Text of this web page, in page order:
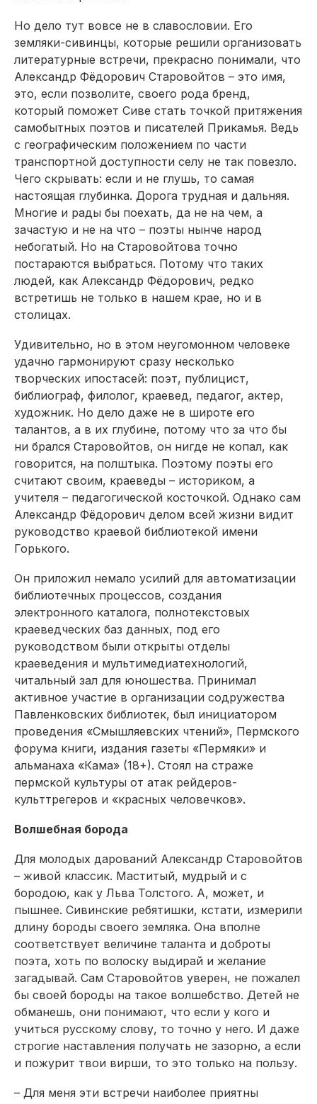
Но дело тут вовсе не в славословии. Его
земляки-сивинцы, которые решили организовать
литературные встречи, прекрасно понимали, что
Александр Фёдорович Старовойтов – это имя,
это, если позволите, своего рода бренд,
который поможет Сиве стать точкой притяжения
самобытных поэтов и писателей Прикамья. Ведь
с гео­графическим положением по части
транспортной доступности селу не так повезло.
Чего скрывать: если и не глушь, то самая
настоящая глубинка. Дорога трудная и дальняя.
Многие и рады бы поехать, да не на чем, а
зачастую и не на что – поэты нынче народ
небогатый. Но на Старовойтова точно
постараются выбраться. Потому что таких
людей, как Александр Фёдорович, редко
встретишь не только в нашем крае, но и в
столицах.
Удивительно, но в этом неугомонном человеке
удачно гармонируют сразу несколько
творческих ипостасей: поэт, публицист,
библиограф, филолог, краевед, педагог, актер,
художник. Но дело даже не в широте его
талантов, а в их глубине, потому что за что бы
ни брался Старовойтов, он нигде не копал, как
говорится, на полштыка. Поэтому поэты его
считают своим, краеведы – историком, а
учителя – педагогической косточкой. Однако сам
Александр Фёдорович делом всей жизни видит
руководство краевой библиотекой имени
Горького.
Он приложил немало усилий для автоматизации
биб­лиотечных процессов, создания
электронного каталога, полнотекстовых
краеведческих баз данных, под его
руководством были открыты отделы
краеведения и мультимедиатехнологий,
читальный зал для юношества. Принимал
активное участие в организации содружества
Павленковских библио­тек, был инициатором
проведения «Смышляевских чтений», Пермского
форума книги, издания газеты «Пермяки» и
альманаха «Кама» (18+). Стоял на страже
пермской культуры от атак рейдеров-
культтрегеров и «красных человечков».
Волшебная борода
Для молодых дарований Александр Старовойтов
– живой классик. Маститый, муд­рый и с
бородою, как у Льва Толстого. А, может, и
пышнее. Сивинские ребятишки, кстати, измерили
длину бороды своего земляка. Она вполне
соответствует величине таланта и доброты
поэта, хоть по волоску выдирай и желание
загадывай. Сам Старовойтов уверен, не пожалел
бы своей бороды на такое волшебство. Детей не
обманешь, они понимают, что если у кого и
учиться русскому слову, то точно у него. И даже
строгие наставления получать не зазорно, а если
и пожурит твои вирши, то это только на пользу.
– Для меня эти встречи наиболее приятны